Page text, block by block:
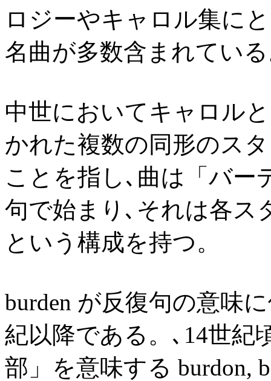
ロジーやキャロル集に
名曲が多数含まれてい
中世においてキャロル
かれた複数の同形のス
ことを指し､曲は「バー
句で始まり､それは各ス
という構成を持つ。
burden が反復句の意味
紀以降である。､14世紀
部」を意味する burdon,